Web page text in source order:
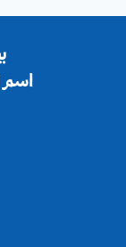
اسم